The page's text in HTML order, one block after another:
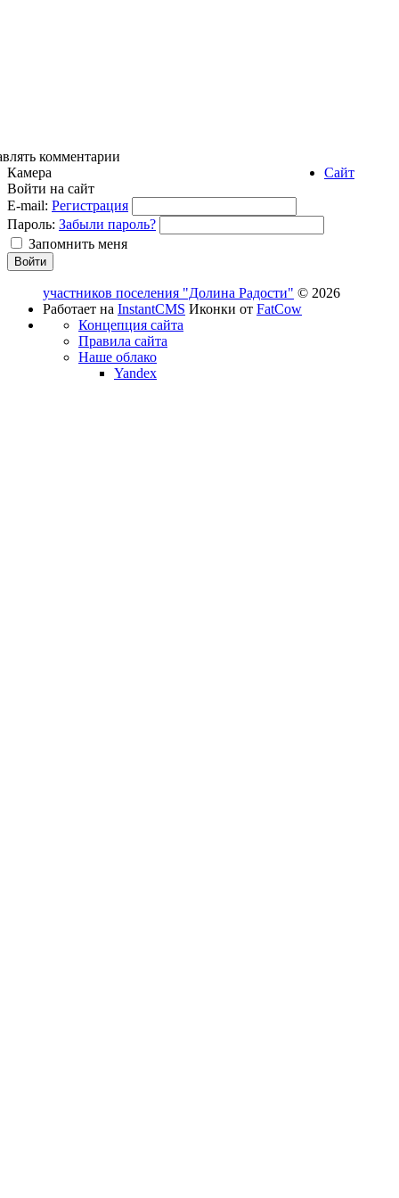
комментарии
Камера
Войти на сайт
E-mail: Регистрация
Пароль: Забыли пароль?
Запомнить меня
Сайт
участников поселения "Долина Радости" © 2026
Работает на InstantCMS Иконки от FatCow
Концепция сайта
Правила сайта
Наше облако
Yandex